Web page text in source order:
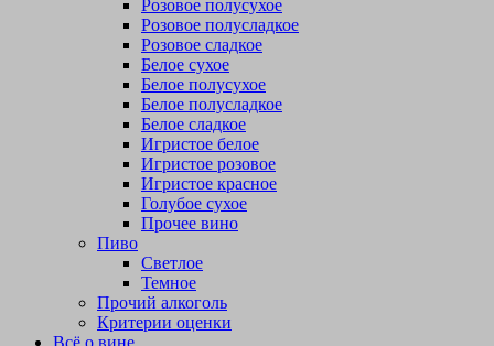
Розовое полусухое
Розовое полусладкое
Розовое сладкое
Белое сухое
Белое полусухое
Белое полусладкое
Белое сладкое
Игристое белое
Игристое розовое
Игристое красное
Голубое сухое
Прочее вино
Пиво
Светлое
Темное
Прочий алкоголь
Критерии оценки
Всё о вине